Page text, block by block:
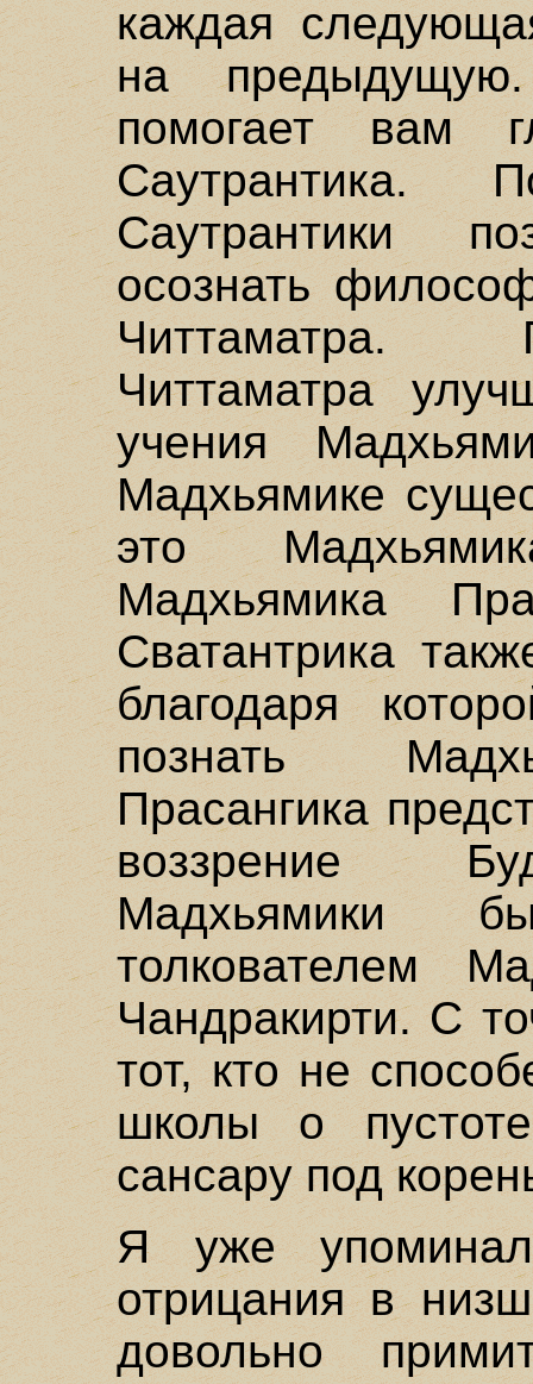
каждая
на
помогает вам
Саутрантика.
Саутрантики
осознать
Читтаматра.
Читтаматра
учения
Мадхьямике
это
Мадхьямика
Сватантрика
благодаря
познать
Прасангика
воззрение
Мадхьямики
толкователем
Чандракирти. С
тот, кто не
школы о
сансару под
Я уже
отрицания в
довольно